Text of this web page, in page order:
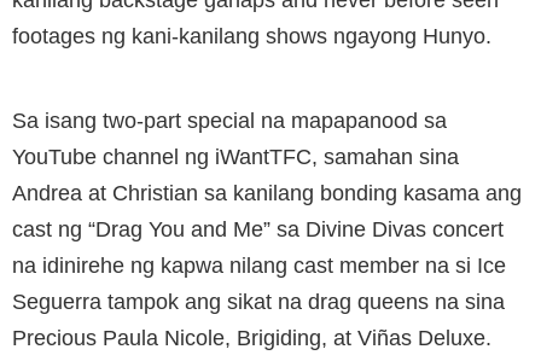
footages ng kani-kanilang shows ngayong Hunyo.
Sa isang two-part special na mapapanood sa
YouTube channel ng iWantTFC, samahan sina
Andrea at Christian sa kanilang bonding kasama ang
cast ng “Drag You and Me” sa Divine Divas concert
na idinirehe ng kapwa nilang cast member na si Ice
Seguerra tampok ang sikat na drag queens na sina
Precious Paula Nicole, Brigiding, at Viñas Deluxe.